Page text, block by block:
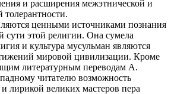
и расширения межэтнической и
ценными источниками познания
сути этой религии. Она сумела
и культура мусульман являются
мировой цивилизации. Кроме
литературным переводам А.
читателю возможность
лирикой великих мастеров пера